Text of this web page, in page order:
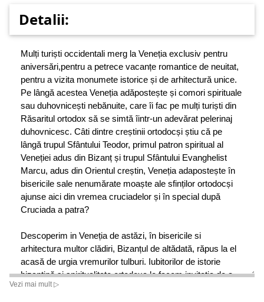
Detalii:
Mulți turiști occidentali merg la Veneția exclusiv pentru
aniversări,pentru a petrece vacanțe romantice de neuitat,
pentru a vizita monumete istorice și de arhitectură unice.
Pe lângă acestea Veneția adăpostește și comori spirituale
sau duhovnicești nebănuite, care îi fac pe mulți turiști din
Răsaritul ortodox să se simtă îintr-un adevărat pelerinaj
duhovnicesc. Câti dintre creștinii ortodocși știu că pe
lângă trupul Sfântului Teodor, primul patron spiritual al
Veneției adus din Bizanț și trupul Sfântului Evanghelist
Marcu, adus din Orientul creștin, Veneția adapostește în
bisericile sale nenumărate moaște ale sfinților ortodocși
ajunse aici din vremea cruciadelor și în special după
Cruciada a patra?
Descoperim in Veneția de astăzi, în bisericile si
arhitectura multor clădiri, Bizanțul de altădată, răpus la el
acasă de urgia vremurilor tulburi. Iubitorilor de istorie
bizantină și spiritualitate ortodoxa le facem invitația de a
se întâlni cu Bizanțul la Veneția, de a redescoperi măreția
Vezi mai mult ▷